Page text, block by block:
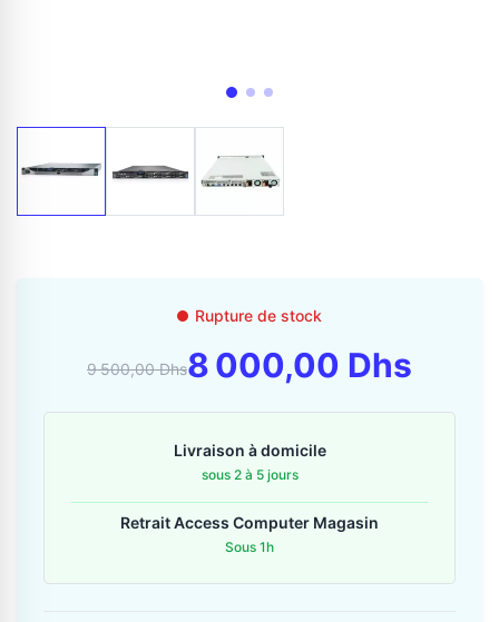
06 36 88 27 81
Envoyer un message
Rupture de stock
9 500,00 Dhs8 000,00 Dhs
Livraison à domicile
sous 2 à 5 jours
Retrait Access Computer Magasin
Sous 1h